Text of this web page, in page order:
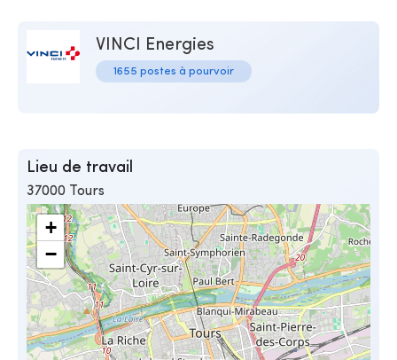
VINCI Energies
1655 postes à pourvoir
Lieu de travail
37000 Tours
+
−